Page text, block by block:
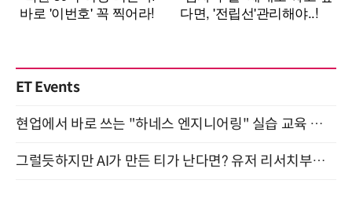
ET Events
현업에서 바로 쓰는 "하네스 엔지니어링" 실습 교육 워크숍 8월 20일 개최
그럴듯하지만 AI가 만든 티가 난다면? 유저 리서치부터 배포까지! (9/15)